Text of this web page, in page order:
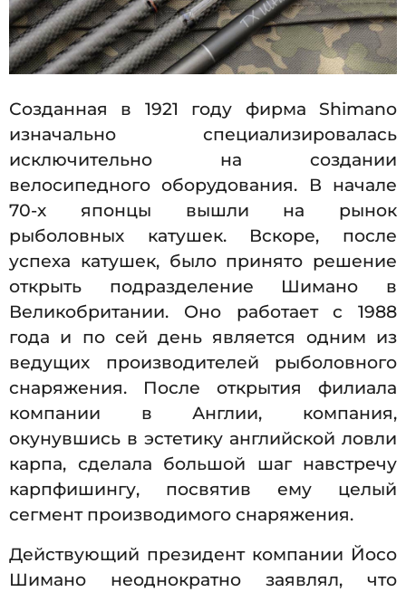
7
.
2
2
6
Созданная в 1921 году фирма Shimano
изначально специализировалась
исключительно на создании
велосипедного оборудования. В начале
70-х японцы вышли на рынок
рыболовных катушек. Вскоре, после
успеха катушек, было принято решение
открыть подразделение Шимано в
Великобритании. Оно работает с 1988
года и по сей день является одним из
ведущих производителей рыболовного
снаряжения. После открытия филиала
компании в Англии, компания,
окунувшись в эстетику английской ловли
карпа, сделала большой шаг навстречу
карпфишингу, посвятив ему целый
сегмент производимого снаряжения.
Действующий президент компании Йосо
Шимано неоднократно заявлял, что